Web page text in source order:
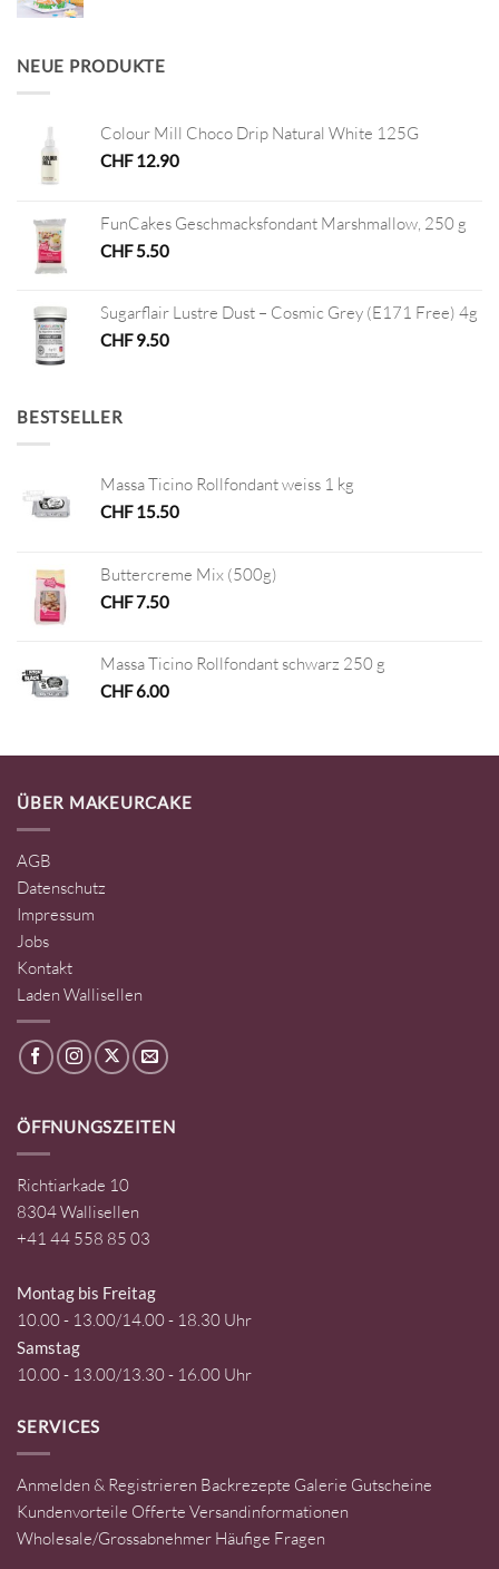
NEUE PRODUKTE
Colour Mill Choco Drip Natural White 125G
CHF12.90
FunCakes Geschmacksfondant Marshmallow, 250 g
CHF5.50
Sugarflair Lustre Dust – Cosmic Grey (E171 Free) 4g
CHF9.50
BESTSELLER
Massa Ticino Rollfondant weiss 1 kg
CHF15.50
Buttercreme Mix (500g)
CHF7.50
Massa Ticino Rollfondant schwarz 250 g
CHF6.00
ÜBER MAKEURCAKE
AGB
Datenschutz
Impressum
Jobs
Kontakt
Laden Wallisellen
ÖFFNUNGSZEITEN
Richtiarkade 10
8304 Wallisellen
+41 44 558 85 03
Montag bis Freitag
10.00 - 13.00/14.00 - 18.30 Uhr
Samstag
10.00 - 13.00/13.30 - 16.00 Uhr
SERVICES
Anmelden & Registrieren Backrezepte Galerie Gutscheine
Kundenvorteile Offerte Versandinformationen
Wholesale/Grossabnehmer Häufige Fragen